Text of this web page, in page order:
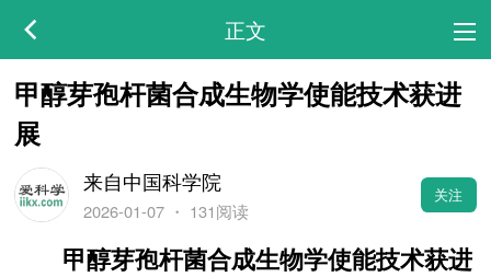
正文
甲醇芽孢杆菌合成生物学使能技术获进
展
来自中国科学院
2026-01-07・ 131阅读
关注
甲醇芽孢杆菌合成生物学使能技术获进